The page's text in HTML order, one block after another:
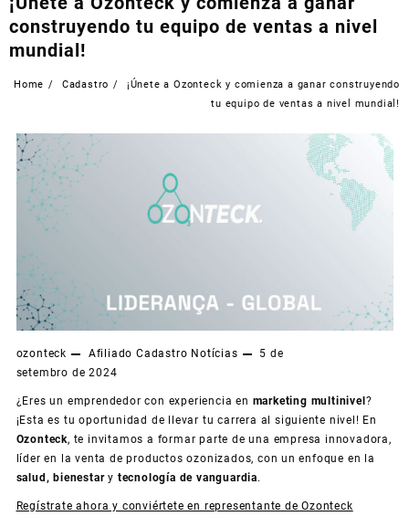
construyendo tu equipo de ventas a nivel
mundial!
Home Cadastro
¡Únete a Ozonteck y comienza a ganar construyendo
tu equipo de ventas a nivel mundial!
ozonteck Afiliado Cadastro Notícias
5 de
setembro de 2024
¿Eres un emprendedor con experiencia en marketing multinivel ?
¡Esta es tu oportunidad de llevar tu carrera al siguiente nivel! En
Ozonteck, te invitamos a formar parte de una empresa innovadora,
líder en la venta de productos ozonizados, con un enfoque en la
salud, bienestary tecnología de vanguardia.
Regístrate ahora y conviértete en representante de Ozonteck